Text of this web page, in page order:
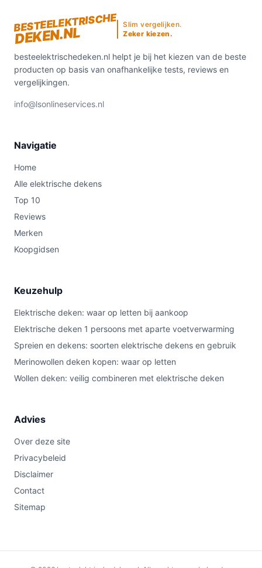
BESTEELEKTRISCHE
DEKEN.NL
Slim vergelijken.
Zeker kiezen.
besteelektrischedeken.nl helpt je bij het kiezen van de beste
producten op basis van onafhankelijke tests, reviews en
vergelijkingen.
info@lsonlineservices.nl
Navigatie
Home
Alle elektrische dekens
Top 10
Reviews
Merken
Koopgidsen
Keuzehulp
Elektrische deken: waar op letten bij aankoop
Elektrische deken 1 persoons met aparte voetverwarming
Spreien en dekens: soorten elektrische dekens en gebruik
Merinowollen deken kopen: waar op letten
Wollen deken: veilig combineren met elektrische deken
Advies
Over deze site
Privacybeleid
Disclaimer
Contact
Sitemap